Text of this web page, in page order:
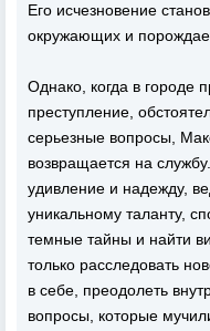
Его исчезновение
окружающих и
Однако, когда в городе
преступление,
серьезные вопросы,
возвращается на
удивление и надежду,
уникальному таланту,
темные тайны и найти
только расследовать
в себе, преодолеть
вопросы, которые